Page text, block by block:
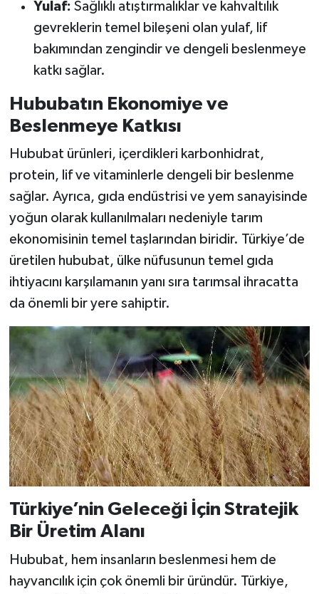
Yulaf: Sağlıklı atıştırmalıklar ve kahvaltılık
gevreklerin temel bileşeni olan yulaf, lif
bakımından zengindir ve dengeli beslenmeye
katkı sağlar.
Hububatın Ekonomiye ve
Beslenmeye Katkısı
Hububat ürünleri, içerdikleri karbonhidrat,
protein, lif ve vitaminlerle dengeli bir beslenme
sağlar. Ayrıca, gıda endüstrisi ve yem sanayisinde
yoğun olarak kullanılmaları nedeniyle tarım
ekonomisinin temel taşlarından biridir. Türkiye’de
üretilen hububat, ülke nüfusunun temel gıda
ihtiyacını karşılamanın yanı sıra tarımsal ihracatta
da önemli bir yere sahiptir.
Türkiye’nin Geleceği İçin Stratejik
Bir Üretim Alanı
Hububat, hem insanların beslenmesi hem de
hayvancılık için çok önemli bir üründür. Türkiye,